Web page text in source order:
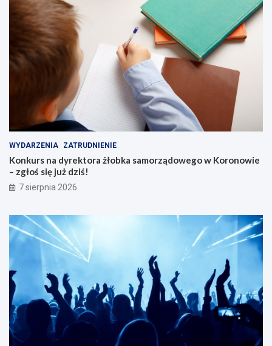
c
n
WYDARZENIA ZATRUDNIENIE
Konkurs na dyrektora żłobka samorządowego w Koronowie
– zgłoś się już dziś!
7 sierpnia 2026